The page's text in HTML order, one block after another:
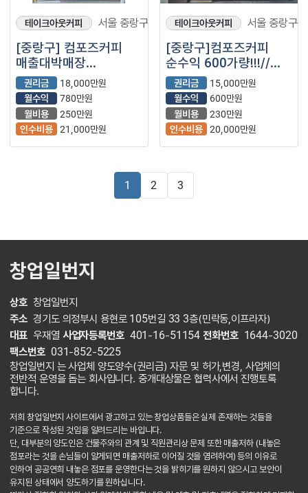
테이크아웃커피 서울 중랑구
[중랑구] 컴포즈커피
매출대박매장
3700만원가량!!/급매//
좋은매물
권리금
18,000만원
월수익
780만원
월비용
250만원
인수비용 21,000만원
테이크아웃커피 서울 중랑구
[중랑구]컴포즈커피
순수익 600가량!!!//
소자본창업//안정적인
매출
권리금
15,000만원
월수익
600만원
월비용
230만원
인수비용 20,000만원
1 2 3
창업일번지
상호 창업일번지
주소 경기도 의정부시 용현로 105번길 33 3층(민락동,이프라자)
대표 우재열 사업자등록번호 401-16-51154 전화번호 1644-3020
팩스번호 031-852-5225
창업일번지 는 사업체 양도양수(권리금) 자문 및 허가,변경, 사업체의
전반적 운영을 돕는 회사입니다. 중개대상물은 협력사에서 진행토록
합니다.
저희 창업일번지 사이트에서 광고하고 있는 창업상품들은 실제 존재하는 것들을
기준으로 작성된 것임을 알려드리는 바입니다.
단, 대부분의 양도인은 건물주와의 관계 및 직원관리상 문제 또한 매출저하 (내놓은
점포라는 것을 손님들이 알게되면 매출저하로 이어질 것을 염려하여) 등의 이유로
인하여 공공연희 내놓은 점포를 운영한다는 것을 밝히기를 원하지 않으시고 보안이
유지된 상태에서 양도하기를 원하십니다.